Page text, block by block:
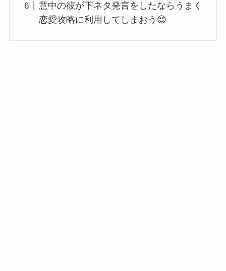
意中の彼が下ネタ発言をしたならうまく
恋愛攻略に利用してしまおう😍